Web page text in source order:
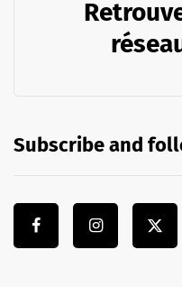
Subscribe and